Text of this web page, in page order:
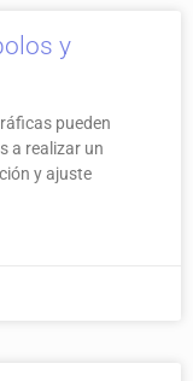
y
pueden
a realizar un
y ajuste